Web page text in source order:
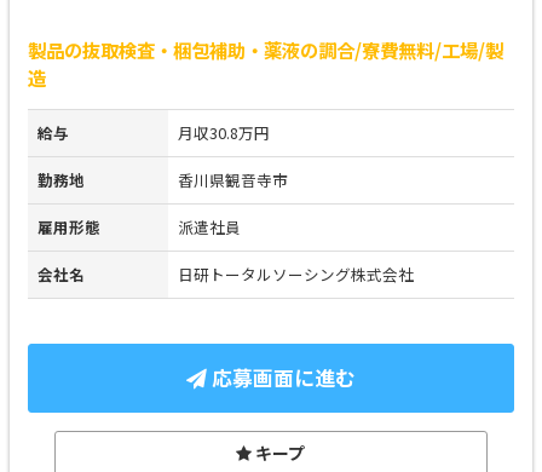
製品の抜取検査・梱包補助・薬液の調合/寮費無料/工場/製
造
給与 月収30.8万円
勤務地 香川県観音寺市
雇用形態 派遣社員
会社名 日研トータルソーシング株式会社
応募画面に進む
キープ